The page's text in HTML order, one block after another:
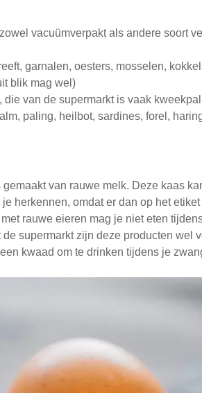
vacuümverpakt als andere soort
garnalen, oesters, mosselen,
blik mag wel)
van de supermarkt is vaak
paling, heilbot, sardines, forel,
van rauwe melk. Deze kaas
omdat er dan op het etiket
rauwe eieren mag je niet eten
supermarkt zijn deze producten wel
kwaad om te drinken tijdens je